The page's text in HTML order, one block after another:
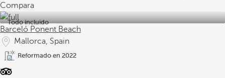
Compara
Todo incluido
Barceló Ponent Beach
Mallorca, Spain
Reformado en 2022